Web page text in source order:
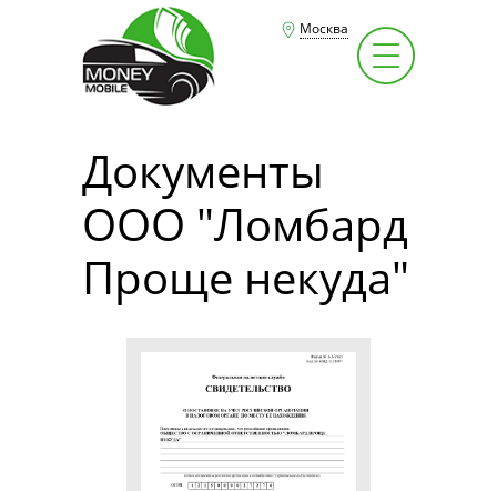
Москва
Документы
ООО "Ломбард
Проще некуда"